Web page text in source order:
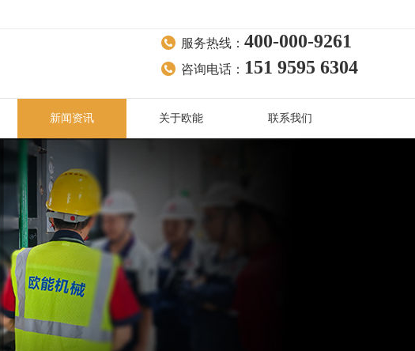
服务热线： 400-000-9261
咨询电话： 151 9595 6304
新闻资讯 关于欧能 联系我们